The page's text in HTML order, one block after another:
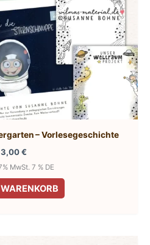
– Vorlesegeschichte
3,00€
MwSt. 7 % DE